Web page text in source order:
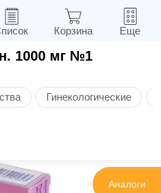
1000 мг №1
Гинекологические
Аналоги
Корзина Еще